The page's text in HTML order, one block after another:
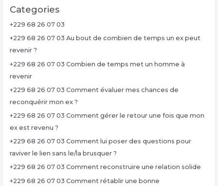
Categories
+229 68 26 07 03
+229 68 26 07 03 Au bout de combien de temps un ex peut
revenir ?
+229 68 26 07 03 Combien de temps met un homme à
revenir
+229 68 26 07 03 Comment évaluer mes chances de
reconquérir mon ex ?
+229 68 26 07 03 Comment gérer le retour une fois que mon
ex est revenu ?
+229 68 26 07 03 Comment lui poser des questions pour
raviver le lien sans le/la brusquer ?
+229 68 26 07 03 Comment reconstruire une relation solide
+229 68 26 07 03 Comment rétablir une bonne